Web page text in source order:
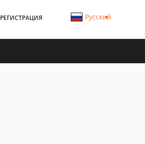
РЕГИСТРАЦИЯ Русский